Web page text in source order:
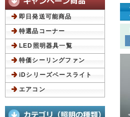
即日発送可能商品
特選品コーナー
LED照明器具一覧
特価シーリングファン
iDシリーズベースライト
エアコン